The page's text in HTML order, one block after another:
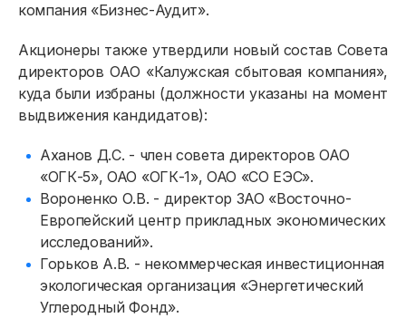
компания «Бизнес-Аудит».
Акционеры также утвердили новый состав Совета
директоров ОАО «Калужская сбытовая компания»,
куда были избраны (должности указаны на момент
выдвижения кандидатов):
Аханов Д.С. - член совета директоров ОАО
«ОГК-5», ОАО «ОГК-1», ОАО «СО ЕЭС».
Вороненко О.В. - директор ЗАО «Восточно-
Европейский центр прикладных экономических
исследований».
Горьков А.В. - некоммерческая инвестиционная
экологическая организация «Энергетический
Углеродный Фонд».